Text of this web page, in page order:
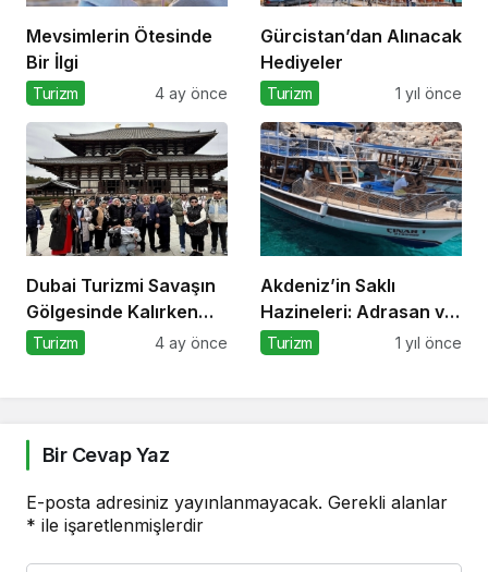
Mevsimlerin Ötesinde
Bir İlgi
Turizm 4 ay önce
Gürcistan’dan Alınacak
Hediyeler
Turizm 1 yıl önce
Dubai Turizmi Savaşın
Gölgesinde Kalırken
Yeni Rotalar Belirlendi
Turizm 4 ay önce
Akdeniz’in Saklı
Hazineleri: Adrasan ve
Çevresi
Turizm 1 yıl önce
Bir Cevap Yaz
E-posta adresiniz yayınlanmayacak. Gerekli alanlar
* ile işaretlenmişlerdir